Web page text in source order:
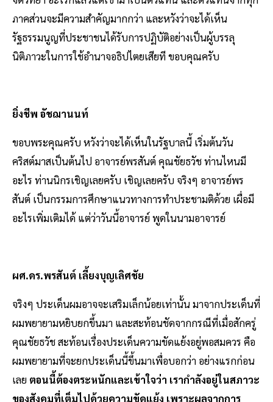
ภาคส่วนจะมีความสำคัญมากกว่า และหวังว่าจะได้เห็น
รัฐธรรมนูญที่ประชาชนได้รับการปฏิบัติอย่างเป็นผู้บรรลุ
นิติภาวะในการใช้อำนาจอธิปไตยเสียที ขอบคุณครับ
ยิ่งชีพ อัชฌานนท์
ขอบพระคุณครับ หวังว่าจะได้เห็นในรัฐบาลนี้ เริ่มต้นวัน
คริสต์มาสเป็นต้นไป อาจารย์พรสันต์ คุณชัยธวัช ท่านไหนมี
อะไร ท่านนิกรเชิญเลยครับ เชิญเลยครับ จริงๆ อาจารย์พร
สันต์ เป็นกรรมการศึกษาแนวทางการทำประชามติด้วย เผื่อมี
อะไรเพิ่มเติมได้ แต่ว่าวันนี้อาจารย์ พูดในนามอาจารย์
ผศ.ดร.พรสันต์ เลี้ยงบุญเลิศชัย
จริงๆ ประเด็นผมอาจจะเสริมเล็กน้อยเท่านั้น มาจากประเด็นที่
ผมพยายามหยิบยกขึ้นมา และสะท้อนชัดจากกรณีที่เมื่อสักครู่
คุณชัยธวัช สะท้อนเรื่องประเด็นความขัดแย้งอยู่พอสมควร คือ
ผมพยายามที่จะยกประเด็นนี้ขึ้นมาเพื่อบอกว่า อย่างแรกก่อน
เลย ตอนนี้ต้องตระหนักและเข้าใจว่า เรากำลังอยู่ในสภาวะ
ของสังคมที่เต็มไปด้วยความขัดแย้ง เพราะผลจากการ